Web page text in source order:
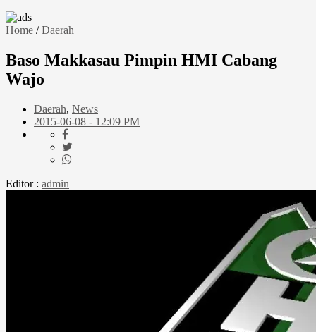
Home /Daerah
Baso Makkasau Pimpin HMI Cabang
Wajo
Daerah, News
2015-06-08 - 12:09 PM
Editor : admin